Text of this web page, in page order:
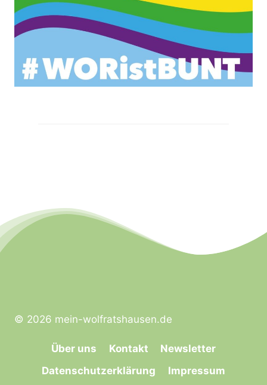
© 2026 mein-wolfratshausen.de
Über uns Kontakt
Newsletter
Datenschutzerklärung
Impressum